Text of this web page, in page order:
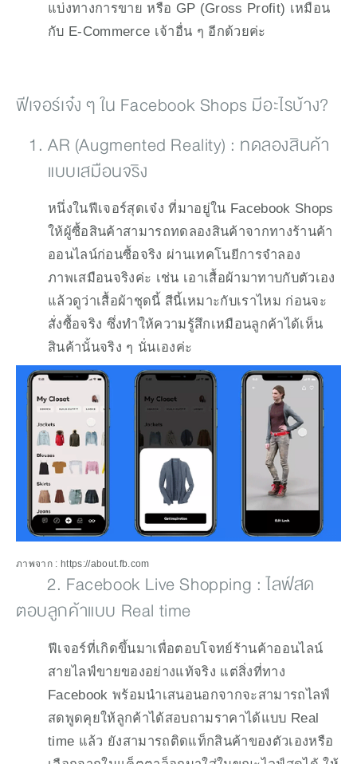
แบ่งทางการขาย หรือ GP (Gross Profit) เหมือน
กับ E-Commerce เจ้าอื่น ๆ อีกด้วยค่ะ
ฟีเจอร์เจ๋ง ๆ ใน Facebook Shops มีอะไรบ้าง?
AR (Augmented Reality) : ทดลองสินค้า
แบบเสมือนจริง
หนึ่งในฟีเจอร์สุดเจ๋ง ที่มาอยู่ใน Facebook Shops
ให้ผู้ซื้อสินค้าสามารถทดลองสินค้าจากทางร้านค้า
ออนไลน์ก่อนซื้อจริง ผ่านเทคโนยีการจำลอง
ภาพเสมือนจริงค่ะ เช่น เอาเสื้อผ้ามาทาบกับตัวเอง
แล้วดูว่าเสื้อผ้าชุดนี้ สีนี้เหมาะกับเราไหม ก่อนจะ
สั่งซื้อจริง ซึ่งทำให้ความรู้สึกเหมือนลูกค้าได้เห็น
สินค้านั้นจริง ๆ นั่นเองค่ะ
ภาพจาก : https://about.fb.com
       2. Facebook Live Shopping : ไลฟ์สด
ตอบลูกค้าแบบ Real time
ฟีเจอร์ที่เกิดขึ้นมาเพื่อตอบโจทย์ร้านค้าออนไลน์
สายไลฟ์ขายของอย่างแท้จริง แต่สิ่งที่ทาง
Facebook พร้อมนำเสนอนอกจากจะสามารถไลฟ์
สดพูดคุยให้ลูกค้าได้สอบถามราคาได้แบบ Real
time แล้ว ยังสามารถติดแท็กสินค้าของตัวเองหรือ